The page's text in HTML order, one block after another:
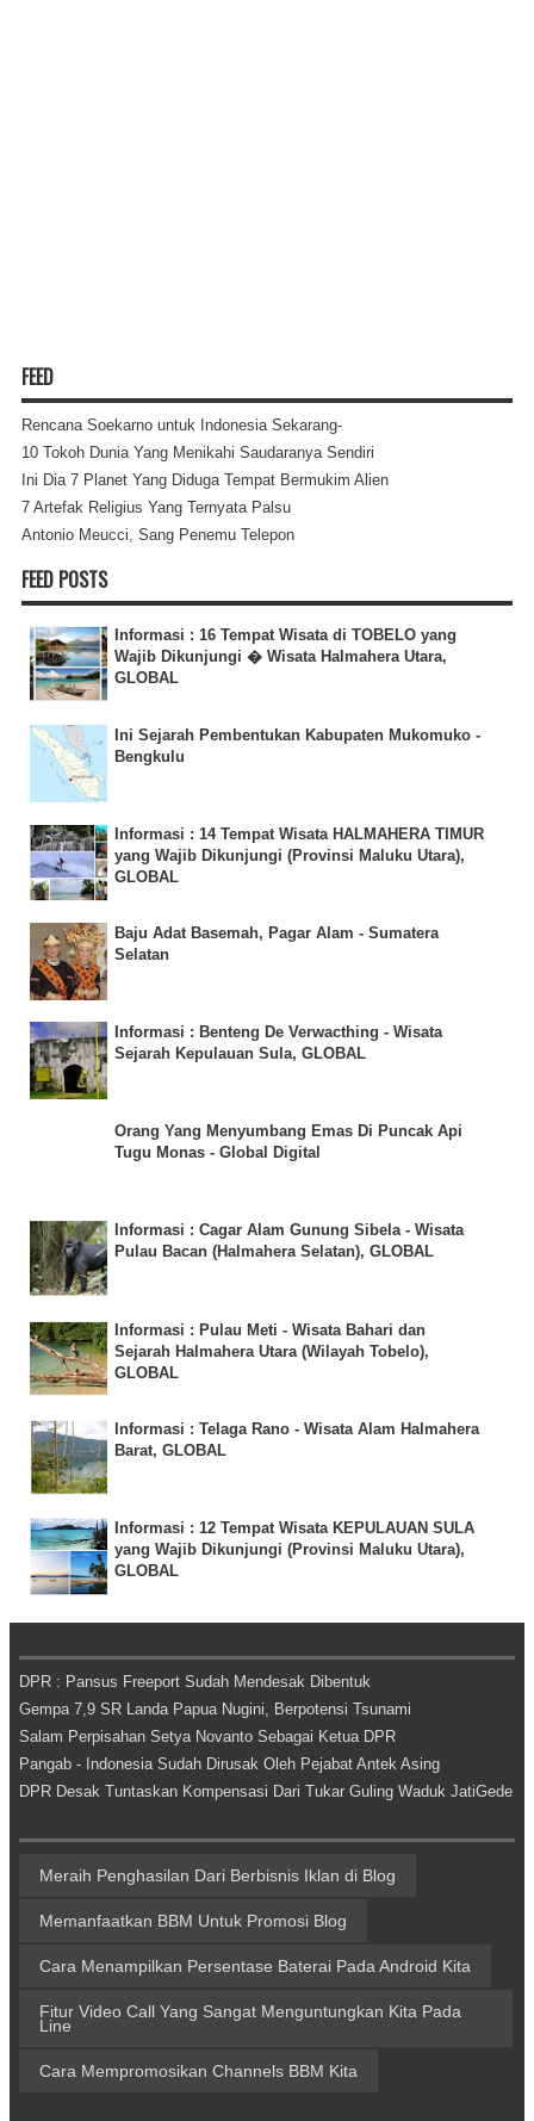
FEED
Rencana Soekarno untuk Indonesia Sekarang-
10 Tokoh Dunia Yang Menikahi Saudaranya Sendiri
Ini Dia 7 Planet Yang Diduga Tempat Bermukim Alien
7 Artefak Religius Yang Ternyata Palsu
Antonio Meucci, Sang Penemu Telepon
FEED POSTS
Informasi : 16 Tempat Wisata di TOBELO yang
Wajib Dikunjungi � Wisata Halmahera Utara,
GLOBAL
Ini Sejarah Pembentukan Kabupaten Mukomuko -
Bengkulu
Informasi : 14 Tempat Wisata HALMAHERA TIMUR
yang Wajib Dikunjungi (Provinsi Maluku Utara),
GLOBAL
Baju Adat Basemah, Pagar Alam - Sumatera
Selatan
Informasi : Benteng De Verwacthing - Wisata
Sejarah Kepulauan Sula, GLOBAL
Orang Yang Menyumbang Emas Di Puncak Api
Tugu Monas - Global Digital
Informasi : Cagar Alam Gunung Sibela - Wisata
Pulau Bacan (Halmahera Selatan), GLOBAL
Informasi : Pulau Meti - Wisata Bahari dan
Sejarah Halmahera Utara (Wilayah Tobelo),
GLOBAL
Informasi : Telaga Rano - Wisata Alam Halmahera
Barat, GLOBAL
Informasi : 12 Tempat Wisata KEPULAUAN SULA
yang Wajib Dikunjungi (Provinsi Maluku Utara),
GLOBAL
DPR : Pansus Freeport Sudah Mendesak Dibentuk
Gempa 7,9 SR Landa Papua Nugini, Berpotensi Tsunami
Salam Perpisahan Setya Novanto Sebagai Ketua DPR
Pangab - Indonesia Sudah Dirusak Oleh Pejabat Antek Asing
DPR Desak Tuntaskan Kompensasi Dari Tukar Guling Waduk JatiGede
Meraih Penghasilan Dari Berbisnis Iklan di Blog
Memanfaatkan BBM Untuk Promosi Blog
Cara Menampilkan Persentase Baterai Pada Android Kita
Fitur Video Call Yang Sangat Menguntungkan Kita Pada
Line
Cara Mempromosikan Channels BBM Kita